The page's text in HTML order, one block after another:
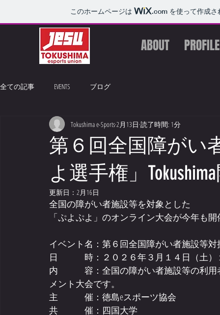
このホームページは .com を使って作成
ABOUT PROFILE
全ての記事 EVENTS ブログ
第６回全国障がい
よ選手権」
Tokushima e-Sports2月13日 読了時間: 1分
更新日： 2月16日
全国の障がい者施設等を対象とした
「ぷよぷよ」のオンライン大会が今年も
イベント名：第６回全国障がい者施設等対
日　　　時：２０２６年３月１４日（土
内　　　容：全国の障がい者施設等の利
メント大会です。
主　　　催：徳島eスポーツ協会
共　　　催：四国大学